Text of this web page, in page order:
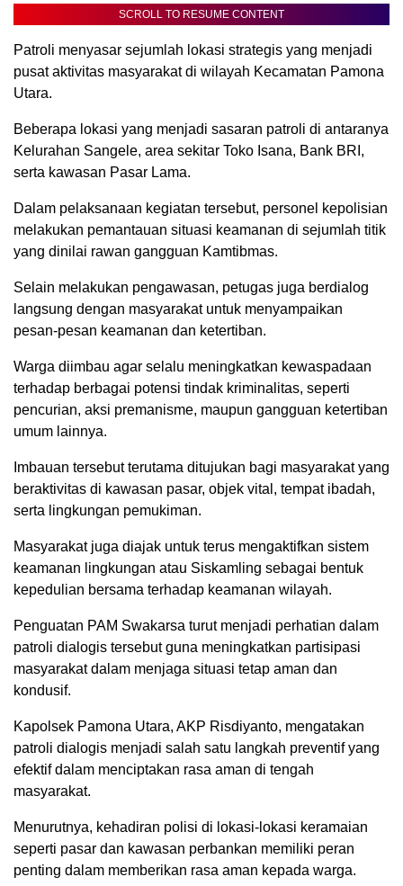
SCROLL TO RESUME CONTENT
Patroli menyasar sejumlah lokasi strategis yang menjadi
pusat aktivitas masyarakat di wilayah Kecamatan Pamona
Utara.
Beberapa lokasi yang menjadi sasaran patroli di antaranya
Kelurahan Sangele, area sekitar Toko Isana, Bank BRI,
serta kawasan Pasar Lama.
Dalam pelaksanaan kegiatan tersebut, personel kepolisian
melakukan pemantauan situasi keamanan di sejumlah titik
yang dinilai rawan gangguan Kamtibmas.
Selain melakukan pengawasan, petugas juga berdialog
langsung dengan masyarakat untuk menyampaikan
pesan-pesan keamanan dan ketertiban.
Warga diimbau agar selalu meningkatkan kewaspadaan
terhadap berbagai potensi tindak kriminalitas, seperti
pencurian, aksi premanisme, maupun gangguan ketertiban
umum lainnya.
Imbauan tersebut terutama ditujukan bagi masyarakat yang
beraktivitas di kawasan pasar, objek vital, tempat ibadah,
serta lingkungan pemukiman.
Masyarakat juga diajak untuk terus mengaktifkan sistem
keamanan lingkungan atau Siskamling sebagai bentuk
kepedulian bersama terhadap keamanan wilayah.
Penguatan PAM Swakarsa turut menjadi perhatian dalam
patroli dialogis tersebut guna meningkatkan partisipasi
masyarakat dalam menjaga situasi tetap aman dan
kondusif.
Kapolsek Pamona Utara, AKP Risdiyanto, mengatakan
patroli dialogis menjadi salah satu langkah preventif yang
efektif dalam menciptakan rasa aman di tengah
masyarakat.
Menurutnya, kehadiran polisi di lokasi-lokasi keramaian
seperti pasar dan kawasan perbankan memiliki peran
penting dalam memberikan rasa aman kepada warga.